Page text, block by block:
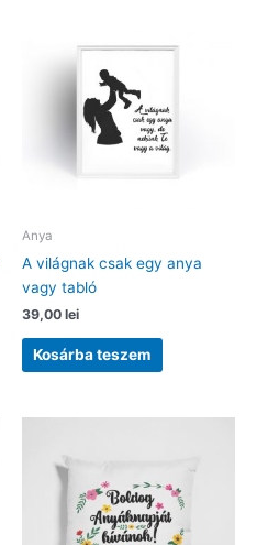
Anya
A világnak csak egy anya
vagy tabló
39,00 lei
Kosárba teszem